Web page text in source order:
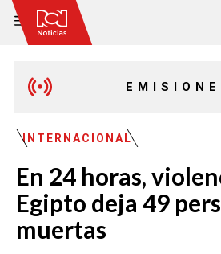
MAÑANA EXPRESS
EMISIÓN 12:30 PM
INTERNACIONAL
En 24 horas,
Egipto deja 49
muertas